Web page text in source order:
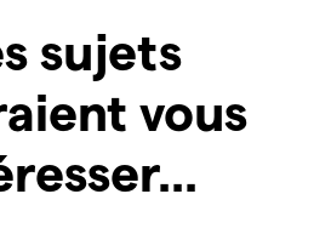
sujets
vous